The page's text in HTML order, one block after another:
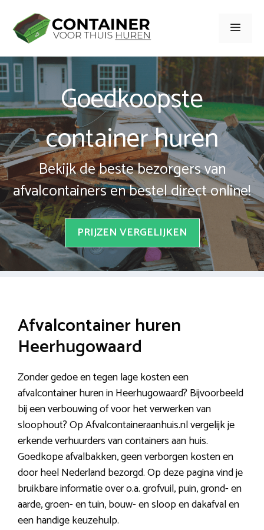
naar
inhoud
Menu
Goedkoopste
container huren
Bekijk de beste bezorgers van
afvalcontainers en bestel direct online!
PRIJZEN VERGELIJKEN
Afvalcontainer huren
Heerhugowaard
Zonder gedoe en tegen lage kosten een
afvalcontainer huren in Heerhugowaard? Bijvoorbeeld
bij een verbouwing of voor het verwerken van
sloophout? Op Afvalcontaineraanhuis.nl vergelijk je
erkende verhuurders van containers aan huis.
Goedkope afvalbakken, geen verborgen kosten en
door heel Nederland bezorgd. Op deze pagina vind je
bruikbare informatie over o.a. grofvuil, puin, grond- en
aarde, groen- en tuin, bouw- en sloop en dakafval en
een handige keuzehulp.